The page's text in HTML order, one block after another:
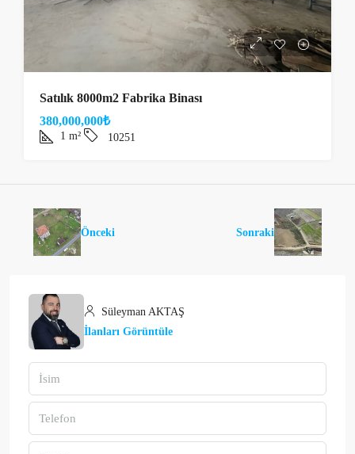
Satılık 8000m2 Fabrika Binası
380,000,000₺
1 m² 10251
Önceki Sonraki
Süleyman AKTAŞ
İlanları Görüntüle